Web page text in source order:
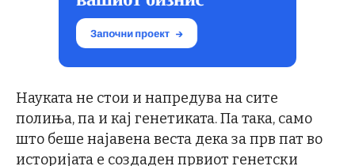
Науката не стои и напредува на сите
полиња, па и кај генетиката. Па така, само
што беше најавена веста дека за прв пат во
историјата е создаден првиот генетски